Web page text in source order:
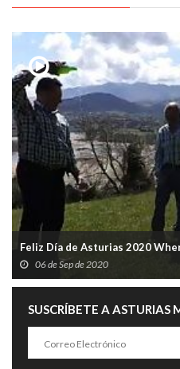
Feliz Día de Asturias 2020
06 de Sep de 2020
SUSCRÍBETE A ASTURIAS